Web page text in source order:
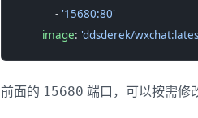
            -
'15680:80'
        image
: 'ddsderek/
前面的 15680 端口，可以按需修